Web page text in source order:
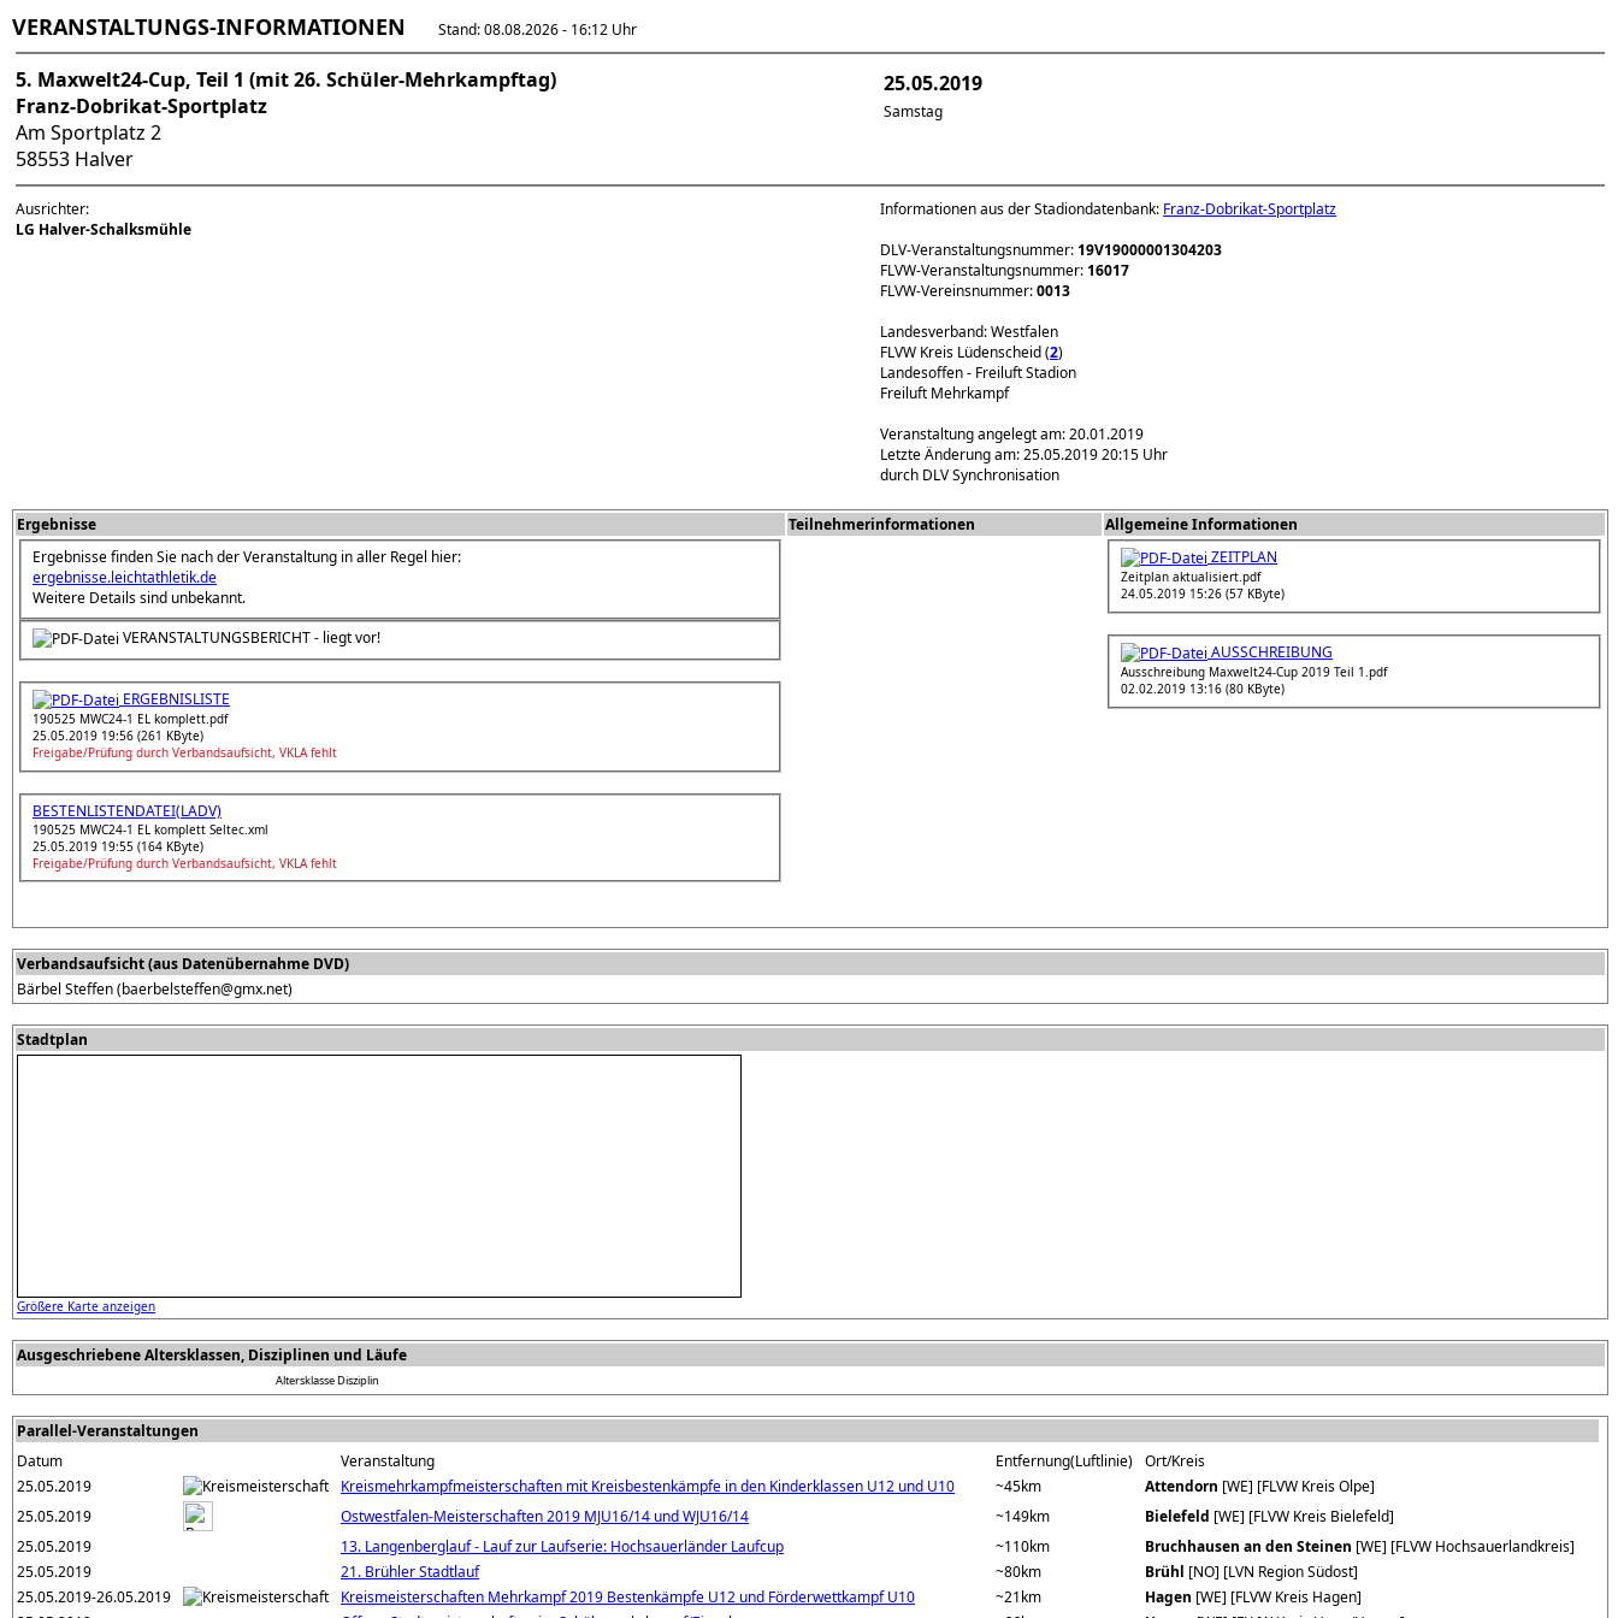
VERANSTALTUNGS-INFORMATIONEN Stand: 08.08.2026 - 16:12 Uhr
5. Maxwelt24-Cup, Teil 1 (mit 26. Schüler-Mehrkampftag)
Franz-Dobrikat-Sportplatz
Am Sportplatz 2
58553 Halver
25.05.2019
Samstag
Ausrichter:
LG Halver-Schalksmühle
Informationen aus der Stadiondatenbank: Franz-Dobrikat-Sportplatz
DLV-Veranstaltungsnummer:19V19000001304203
FLVW-Veranstaltungsnummer:16017
FLVW-Vereinsnummer:0013
Landesverband: Westfalen
FLVW Kreis Lüdenscheid (2)
Landesoffen - Freiluft Stadion
Freiluft Mehrkampf
Veranstaltung angelegt am: 20.01.2019
Letzte Änderung am: 25.05.2019 20:15 Uhr
durch DLV Synchronisation
Ergebnisse Teilnehmerinformationen
Allgemeine Informationen
Ergebnisse finden Sie nach der Veranstaltung in aller Regel hier:
ergebnisse.leichtathletik.de
Weitere Details sind unbekannt.
VERANSTALTUNGSBERICHT - liegt vor!
ERGEBNISLISTE
190525 MWC24-1 EL komplett.pdf
25.05.2019 19:56 (261 KByte)
Freigabe/Prüfung durch Verbandsaufsicht, VKLA fehlt
BESTENLISTENDATEI(LADV)
190525 MWC24-1 EL komplett Seltec.xml
25.05.2019 19:55 (164 KByte)
Freigabe/Prüfung durch Verbandsaufsicht, VKLA fehlt
ZEITPLAN
Zeitplan aktualisiert.pdf
24.05.2019 15:26 (57 KByte)
AUSSCHREIBUNG
Ausschreibung Maxwelt24-Cup 2019 Teil 1.pdf
02.02.2019 13:16 (80 KByte)
Verbandsaufsicht (aus Datenübernahme DVD)
Bärbel Steffen (baerbelsteffen@gmx.net)
Stadtplan
Größere Karte anzeigen
Ausgeschriebene Altersklassen, Disziplinen und Läufe
AltersklasseDisziplin
Parallel-Veranstaltungen
Datum
Veranstaltung Entfernung(Luftlinie) Ort/Kreis
25.05.2019
Kreismehrkampfmeisterschaften mit Kreisbestenkämpfe in den Kinderklassen U12 und U10 ~45km Attendorn [WE] [FLVW Kreis Olpe]
25.05.2019
Ostwestfalen-Meisterschaften 2019 MJU16/14 und WJU16/14 ~149km Bielefeld [WE] [FLVW Kreis Bielefeld]
25.05.2019
13. Langenberglauf - Lauf zur Laufserie: Hochsauerländer Laufcup ~110km Bruchhausen an den Steinen [WE] [FLVW Hochsauerlandkreis]
25.05.2019
21. Brühler Stadtlauf ~80km Brühl [NO] [LVN Region Südost]
25.05.2019-26.05.2019
Kreismeisterschaften Mehrkampf 2019 Bestenkämpfe U12 und Förderwettkampf U10 ~21km Hagen [WE] [FLVW Kreis Hagen]